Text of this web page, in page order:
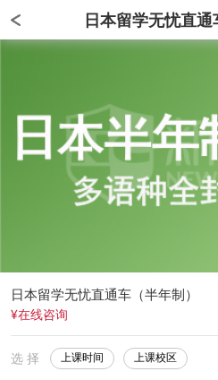
日本留学无忧直通
日本留学无忧直通车（半年制）
¥在线咨询
选 择 上课时间 上课校区